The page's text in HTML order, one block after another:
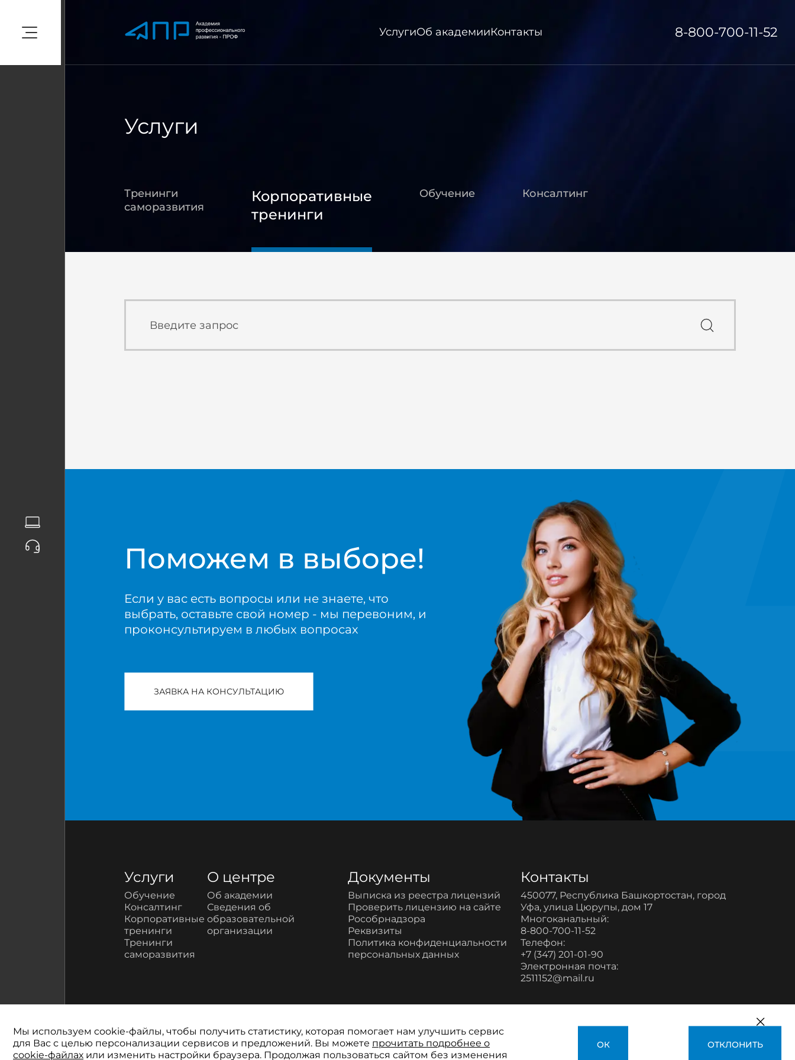
УслугиОб академииКонтакты 8-800-700-11-52
Услуги
Тренинги
саморазвития
Корпоративные
тренинги
Консалтинг
Обучение
Поможем в выборе!
Если у вас есть вопросы или не знаете, что
выбрать, оставьте свой номер - мы перевоним, и
проконсультируем в любых вопросах
ЗАЯВКА НА КОНСУЛЬТАЦИЮ
Услуги
Обучение
Консалтинг
Корпоративные
тренинги
Тренинги
саморазвития
О центре
Об академии
Сведения об
образовательной
организации
Документы
Выписка из реестра лицензий
Проверить лицензию на сайте
Рособрнадзора
Реквизиты
Политика конфиденциальности
персональных данных
Контакты
450077, Республика Башкортостан, город
Уфа, улица Цюрупы, дом 17
Многоканальный:
8-800-700-11-52
Телефон:
+7 (347) 201-01-90
Электронная почта:
2511152@mail.ru
ОТКЛОНИТЬ
ОК
Мы используем cookie-файлы, чтобы получить статистику, которая помогает нам улучшить сервис
для Вас с целью персонализации сервисов и предложений. Вы можете прочитать подробнее о
cookie-файлах или изменить настройки браузера. Продолжая пользоваться сайтом без изменения